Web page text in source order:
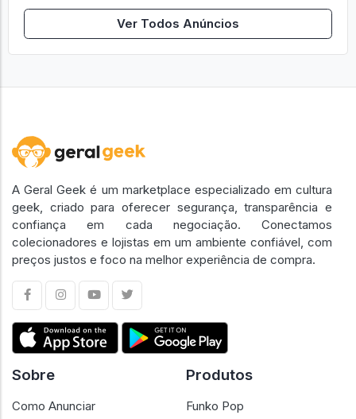
Ver Todos Anúncios
A Geral Geek é um marketplace especializado em cultura
geek, criado para oferecer segurança, transparência e
confiança em cada negociação. Conectamos
colecionadores e lojistas em um ambiente confiável, com
preços justos e foco na melhor experiência de compra.
Sobre
Como Anunciar
Produtos
Funko Pop